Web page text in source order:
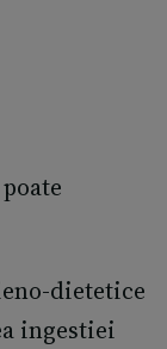
dietetice
ingestiei